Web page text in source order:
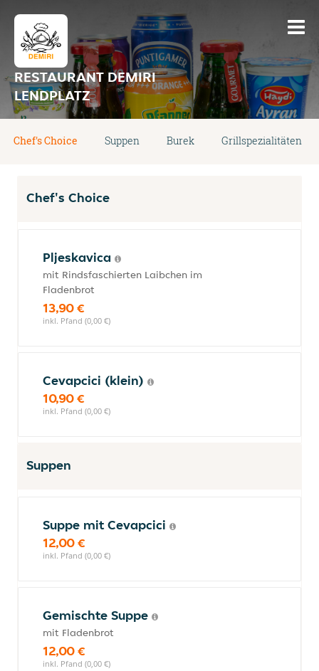
RESTAURANT DEMIRI
LENDPLATZ
Chef's Choice Suppen Burek Grillspezialitäten
Chef's Choice
Pljeskavica
mit Rindsfaschierten Laibchen im
Fladenbrot
13,90 €
inkl. Pfand (0,00 €)
Cevapcici (klein)
10,90 €
inkl. Pfand (0,00 €)
Suppen
Suppe mit Cevapcici
12,00 €
inkl. Pfand (0,00 €)
Gemischte Suppe
mit Fladenbrot
12,00 €
inkl. Pfand (0,00 €)